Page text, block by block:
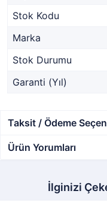
Stok Kodu
Marka
Stok Durumu
Garanti (Yıl)
Taksit / Ödeme
Ürün Yorumları
İlginizi